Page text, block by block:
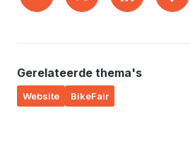
Gerelateerde thema's
Website BikeFair